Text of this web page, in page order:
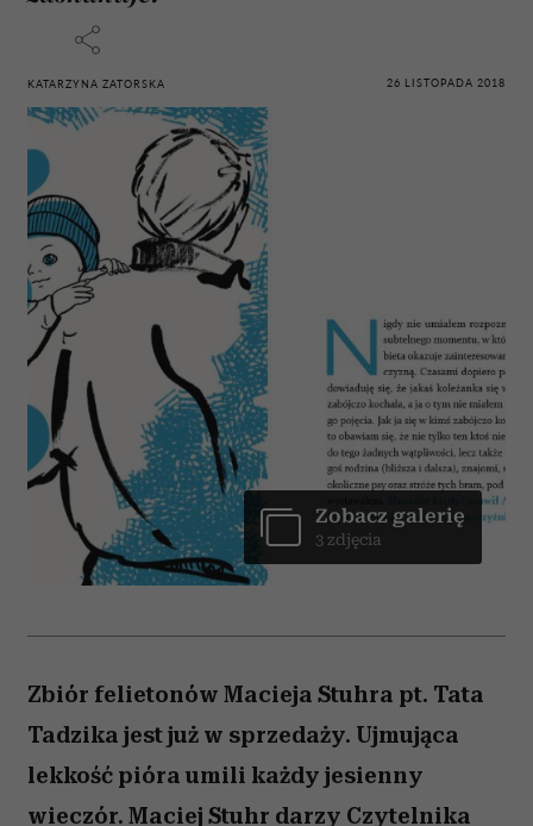
KATARZYNA ZATORSKA 26 LISTOPADA 2018
Zobacz galerię
3 zdjęcia
Zbiór felietonów Macieja Stuhra pt. Tata
Tadzika jest już w sprzedaży. Ujmująca
lekkość pióra umili każdy jesienny
wieczór. Maciej Stuhr darzy Czytelnika